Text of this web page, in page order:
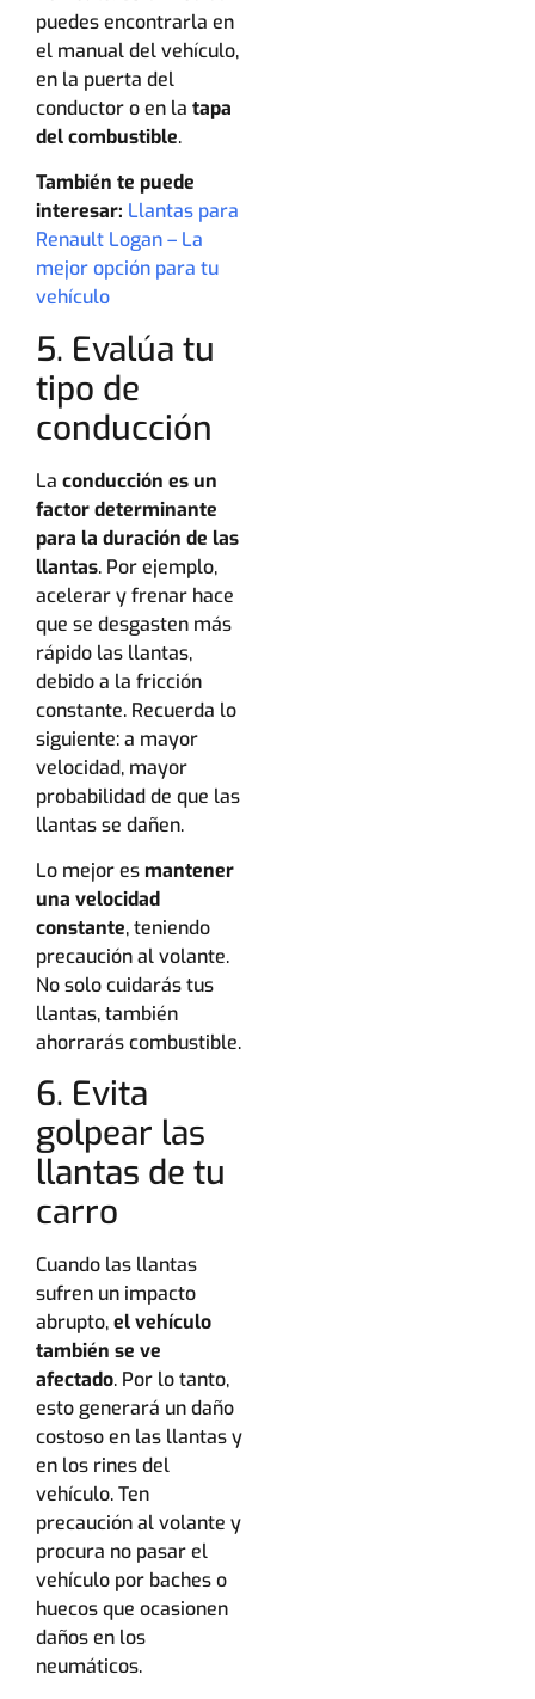
puedes encontrarla en
el manual del vehículo,
en la puerta del
conductor o en la tapa
del combustible.
También te puede
interesar: Llantas para
Renault Logan – La
mejor opción para tu
vehículo
5. Evalúa tu
tipo de
conducción
La conducción es un
factor determinante
para la duración de las
llantas. Por ejemplo,
acelerar y frenar hace
que se desgasten más
rápido las llantas,
debido a la fricción
constante. Recuerda lo
siguiente: a mayor
velocidad, mayor
probabilidad de que las
llantas se dañen.
Lo mejor es mantener
una velocidad
constante, teniendo
precaución al volante.
No solo cuidarás tus
llantas, también
ahorrarás combustible.
6. Evita
golpear las
llantas de tu
carro
Cuando las llantas
sufren un impacto
abrupto,el vehículo
también se ve
afectado. Por lo tanto,
esto generará un daño
costoso en las llantas y
en los rines del
vehículo. Ten
precaución al volante y
procura no pasar el
vehículo por baches o
huecos que ocasionen
daños en los
neumáticos.